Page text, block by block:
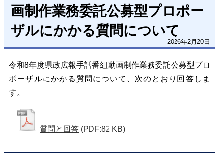
画制作業務委託公募型プロポー
ザルにかかる質問について
2026年2月20日
令和8年度県政広報手話番組動画制作業務委託公募型プロ
ポーザルにかかる質問について、次のとおり回答しま
す。
質問と回答 (PDF:82 KB)